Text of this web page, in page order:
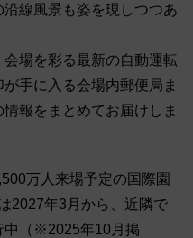
線風景も姿を現しつつあ
場を彩る最新の自動運転
手に入る会場内郵便局ま
報をまとめてお届けしま
万人来場予定の国際園
2027年3月から、近隣で
中（※2025年10月掲